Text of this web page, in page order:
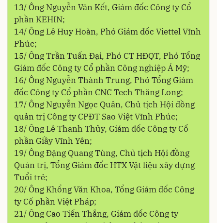
13/ Ông Nguyễn Văn Kết, Giám đốc Công ty Cổ
phần KEHIN;
14/ Ông Lê Huy Hoàn, Phó Giám đốc Viettel Vĩnh
Phúc;
15/ Ông Trần Tuấn Đại, Phó CT HĐQT, Phó Tổng
Giám đốc Công ty Cổ phần Công nghiệp Á Mỹ;
16/ Ông Nguyễn Thành Trung, Phó Tổng Giám
đốc Công ty Cổ phần CNC Tech Thăng Long;
17/ Ông Nguyễn Ngọc Quân, Chủ tịch Hội đồng
quản trị Công ty CPĐT Sao Việt Vĩnh Phúc;
18/ Ông Lê Thanh Thủy, Giám đốc Công ty Cổ
phần Giầy Vĩnh Yên;
19/ Ông Đặng Quang Tùng, Chủ tịch Hội đồng
Quản trị, Tổng Giám đốc HTX Vật liệu xây dựng
Tuổi trẻ;
20/ Ông Khổng Văn Khoa, Tổng Giám đốc Công
ty Cổ phần Việt Pháp;
21/ Ông Cao Tiến Thắng, Giám đốc Công ty